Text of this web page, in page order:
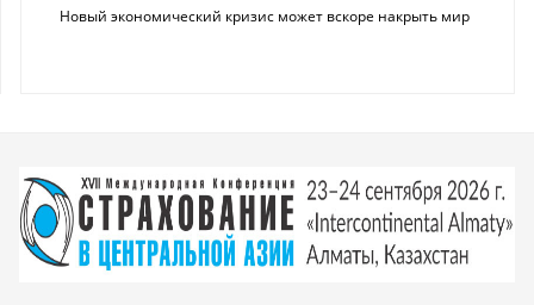
Новый экономический кризис может вскоре накрыть мир